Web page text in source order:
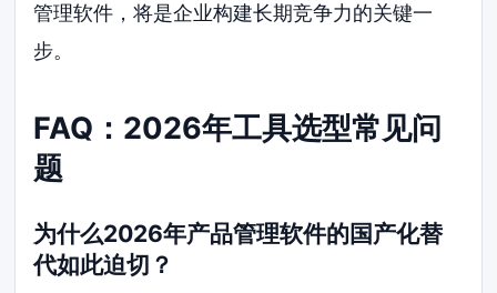
管理软件，将是企业构建长期竞争力的关键一
步。
FAQ：2026年工具选型常见问
题
为什么2026年产品管理软件的国产化替
代如此迫切？